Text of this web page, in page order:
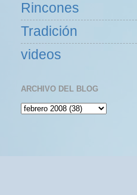
Rincones
Tradición
videos
ARCHIVO DEL BLOG